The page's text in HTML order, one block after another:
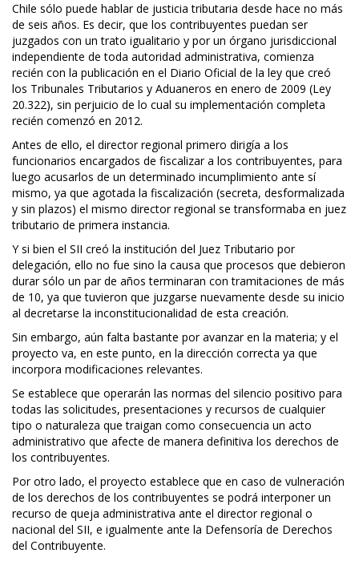
Chile sólo puede hablar de justicia tributaria desde hace no más
de seis años. Es decir, que los contribuyentes puedan ser
juzgados con un trato igualitario y por un órgano jurisdiccional
independiente de toda autoridad administrativa, comienza
recién con la publicación en el Diario Oficial de la ley que creó
los Tribunales Tributarios y Aduaneros en enero de 2009 (Ley
20.322), sin perjuicio de lo cual su implementación completa
recién comenzó en 2012.
Antes de ello, el director regional primero dirigía a los
funcionarios encargados de fiscalizar a los contribuyentes, para
luego acusarlos de un determinado incumplimiento ante sí
mismo, ya que agotada la fiscalización (secreta, desformalizada
y sin plazos) el mismo director regional se transformaba en juez
tributario de primera instancia.
Y si bien el SII creó la institución del Juez Tributario por
delegación, ello no fue sino la causa que procesos que debieron
durar sólo un par de años terminaran con tramitaciones de más
de 10, ya que tuvieron que juzgarse nuevamente desde su inicio
al decretarse la inconstitucionalidad de esta creación.
Sin embargo, aún falta bastante por avanzar en la materia; y el
proyecto va, en este punto, en la dirección correcta ya que
incorpora modificaciones relevantes.
Se establece que operarán las normas del silencio positivo para
todas las solicitudes, presentaciones y recursos de cualquier
tipo o naturaleza que traigan como consecuencia un acto
administrativo que afecte de manera definitiva los derechos de
los contribuyentes.
Por otro lado, el proyecto establece que en caso de vulneración
de los derechos de los contribuyentes se podrá interponer un
recurso de queja administrativa ante el director regional o
nacional del SII, e igualmente ante la Defensoría de Derechos
del Contribuyente.